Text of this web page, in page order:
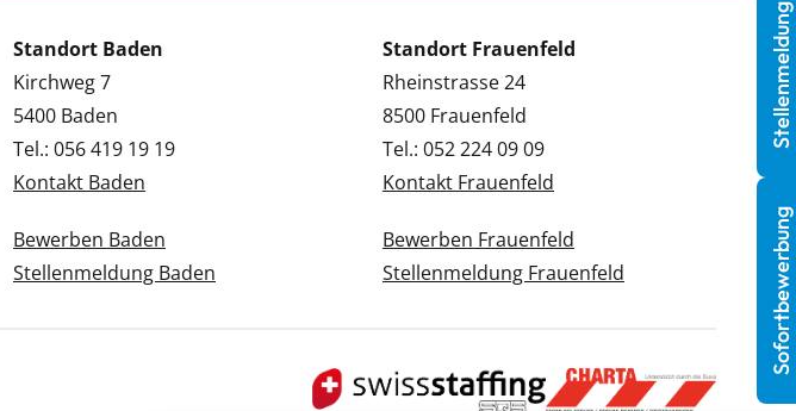
Standort Baden
Kirchweg 7
5400 Baden
Tel.: 056 419 19 19
Kontakt Baden
Bewerben Baden
Stellenmeldung Baden
Standort Frauenfeld
Rheinstrasse 24
8500 Frauenfeld
Tel.: 052 224 09 09
Kontakt Frauenfeld
Bewerben Frauenfeld
Stellenmeldung Frauenfeld
Sofortbewerbung
Stellenmeldung